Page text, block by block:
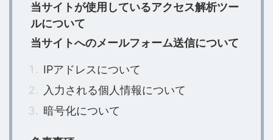
当サイトが使用しているアクセス解析ツー
ルについて
当サイトへのメールフォーム送信について
IPアドレスについて
入力される個人情報について
暗号化について